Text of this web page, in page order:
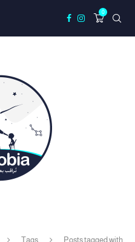
0
Tags Posts tagged with "دليل"